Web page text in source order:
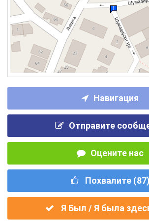
Навигация
Отправите
Оцените нас
Похвалите (87)
Я Был / Я была